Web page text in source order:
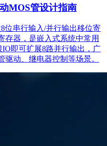
MOS管设计指南
位串行输入/并行输出移位寄
存器，是嵌入式系统中常用
即可扩展8路并行输出，广
动、继电器控制等场景。